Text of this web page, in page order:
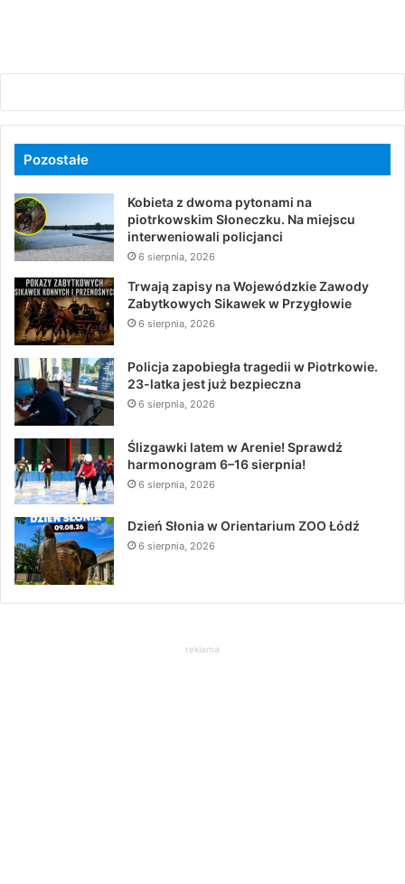
Pozostałe
Kobieta z dwoma pytonami na
piotrkowskim Słoneczku. Na miejscu
interweniowali policjanci
6 sierpnia, 2026
Trwają zapisy na Wojewódzkie Zawody
Zabytkowych Sikawek w Przygłowie
6 sierpnia, 2026
Policja zapobiegła tragedii w Piotrkowie.
23-latka jest już bezpieczna
6 sierpnia, 2026
Ślizgawki latem w Arenie! Sprawdź
harmonogram 6–16 sierpnia!
6 sierpnia, 2026
Dzień Słonia w Orientarium ZOO Łódź
6 sierpnia, 2026
reklama